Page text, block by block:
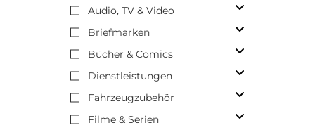
Audio, TV & Video
Briefmarken
Bücher & Comics
Dienstleistungen
Fahrzeugzubehör
Filme & Serien